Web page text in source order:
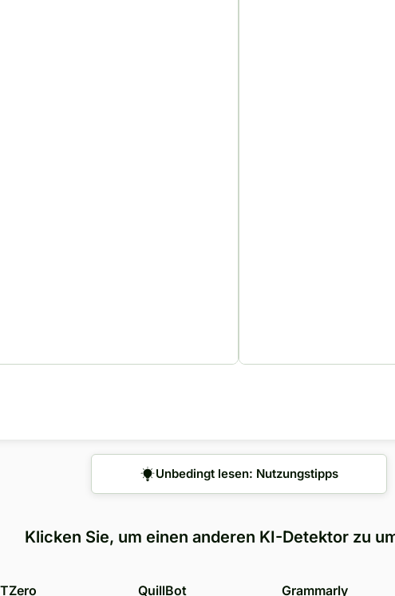
Unbedingt lesen: Nutzungstipps
Klicken Sie, um einen anderen KI-Detektor zu
QuillBot Grammarly